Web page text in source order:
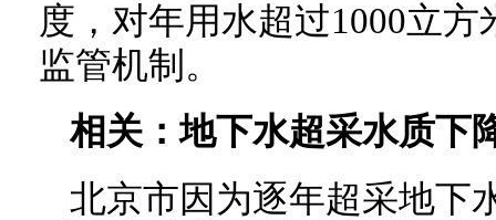
度，对年用水超过1000立
监管机制。
相关：地下水超采水质下
北京市因为逐年超采地下